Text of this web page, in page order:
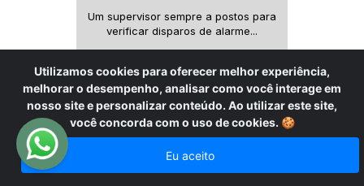
Um supervisor sempre a postos para
verificar disparos de alarme...
Utilizamos cookies para oferecer melhor experiência,
melhorar o desempenho, analisar como você interage em
nosso site e personalizar conteúdo. Ao utilizar este site,
você concorda com o uso de cookies. 🍪
Eu aceito